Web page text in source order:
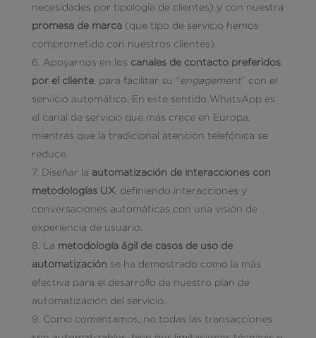
necesidades por tipología de clientes) y con nuestra
promesa de marca(que tipo de servicio hemos
comprometido con nuestros clientes).
Apoyarnos en los canales de contacto preferidos
por el cliente, para facilitar su “engagement” con el
servicio automático. En este sentido WhatsApp es
el canal de servicio que más crece en Europa,
mientras que la tradicional atención telefónica se
reduce.
Diseñar la automatización de interacciones con
metodologías UX, definiendo interacciones y
conversaciones automáticas con una visión de
experiencia de usuario.
La metodología ágil de casos de uso de
automatización se ha demostrado como la más
efectiva para el desarrollo de nuestro plan de
automatización del servicio.
Como comentamos, no todas las transacciones